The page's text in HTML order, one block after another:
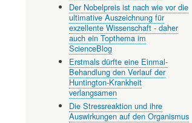
Der Nobelpreis ist nach wie vor die
ultimative Auszeichnung für
exzellente Wissenschaft - daher
auch ein Topthema im
ScienceBlog
Erstmals dürfte eine Einmal-
Behandlung den Verlauf der
Huntington-Krankheit
verlangsamen
Die Stressreaktion und ihre
Auswirkungen auf den Organismus